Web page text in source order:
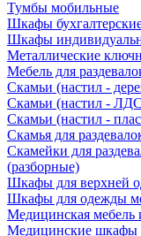
Тумбы мобильные
Шкафы
Шкафы
Металлические
Мебель для
Скамьи (настил -
Скамьи (настил -
Скамьи (настил -
Скамья для
Скамейки для
(разборные)
Шкафы для верхней
Шкафы для одежды
Медицинская мебель
Медицинские шкафы